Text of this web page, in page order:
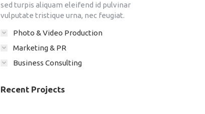
sed turpis aliquam eleifend id pulvinar
vulputate tristique urna, nec feugiat.
Photo & Video Production
Marketing & PR
Business Consulting
Recent Projects